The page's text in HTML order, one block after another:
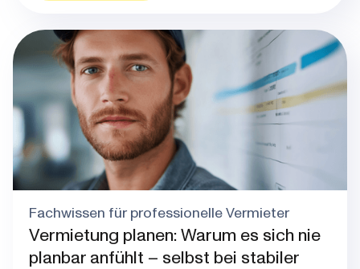
Blog post thumbnail
Fachwissen für professionelle Vermieter
Vermietung planen: Warum es sich nie
planbar anfühlt – selbst bei stabiler